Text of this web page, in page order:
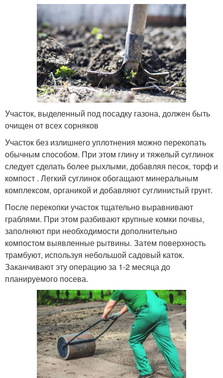
Участок, выделенный под посадку газона, должен быть
очищен от всех сорняков
Участок без излишнего уплотнения можно перекопать
обычным способом. При этом глину и тяжелый суглинок
следует сделать более рыхлыми, добавляя песок, торф и
компост . Легкий суглинок обогащают минеральным
комплексом, органикой и добавляют суглинистый грунт.
После перекопки участок тщательно выравнивают
граблями. При этом разбивают крупные комки почвы,
заполняют при необходимости дополнительно
компостом выявленные рытвины. Затем поверхность
трамбуют, используя небольшой садовый каток.
Заканчивают эту операцию за 1-2 месяца до
планируемого посева.